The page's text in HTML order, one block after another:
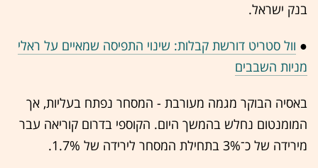
בנק ישראל.
● וול סטריט דורשת קבלות: שינוי התפיסה שמאיים על ראלי
מניות השבבים
באסיה הבוקר מגמה מעורבת - המסחר נפתח בעליות, אך
המומנטום נחלש בהמשך היום. הקוספי בדרום קוריאה עבר
מירידה של כ־3% בתחילת המסחר לירידה של 1.7%.